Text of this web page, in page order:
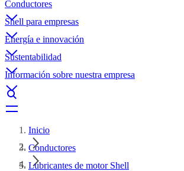
Conductores
Shell para empresas
Energía e innovación
Sustentabilidad
Información sobre nuestra empresa
Inicio
Conductores
Lubricantes de motor Shell